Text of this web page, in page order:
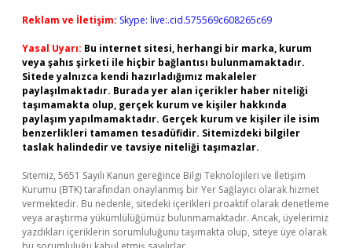
Reklam ve İletişim: Skype: live:.cid.575569c608265c69
Yasal Uyarı: Bu internet sitesi, herhangi bir marka, kurum
veya şahıs şirketi ile hiçbir bağlantısı bulunmamaktadır.
Sitede yalnızca kendi hazırladığımız makaleler
paylaşılmaktadır. Burada yer alan içerikler haber niteliği
taşımamakta olup, gerçek kurum ve kişiler hakkında
paylaşım yapılmamaktadır. Gerçek kurum ve kişiler ile isim
benzerlikleri tamamen tesadüfidir. Sitemizdeki bilgiler
taslak halindedir ve tavsiye niteliği taşımazlar.
Sitemiz, 5651 Sayılı Kanun gereğince Bilgi Teknolojileri ve İletişim
Kurumu (BTK) tarafından onaylanmış bir Yer Sağlayıcı olarak hizmet
vermektedir. Bu nedenle, sitedeki içerikleri proaktif olarak denetleme
veya araştırma yükümlülüğümüz bulunmamaktadır. Ancak, üyelerimiz
yazdıkları içeriklerin sorumluluğunu taşımakta olup, siteye üye olarak